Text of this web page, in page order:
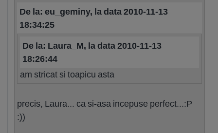
De la: eu_geminy, la data 2010-11-13
18:34:25
De la: Laura_M, la data 2010-11-13
18:26:44
am stricat si toapicu asta
precis, Laura... ca si-asa incepuse perfect...:P
:))